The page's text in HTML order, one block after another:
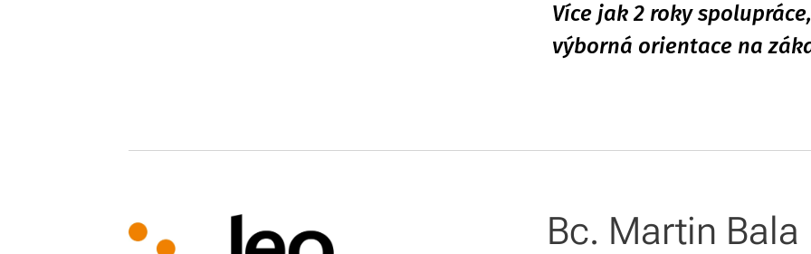
Více jak 2 roky
výborná orientace na
Bc. Martin Bala